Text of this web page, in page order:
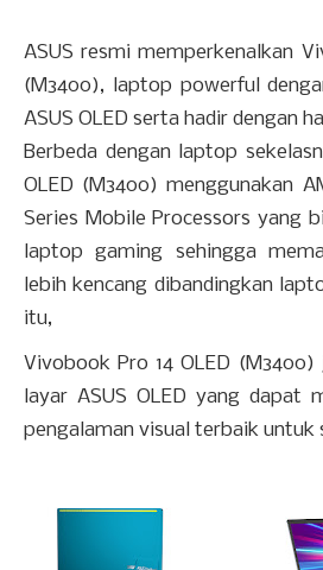
ASUS resmi memperkenalkan
(M3400), laptop powerful
ASUS OLED serta hadir dengan
Berbeda dengan laptop
OLED (M3400) menggunakan
Series Mobile Processors yang
laptop gaming sehingga
lebih kencang dibandingkan
itu,
Vivobook Pro 14 OLED
layar ASUS OLED yang dapat
pengalaman visual terbaik untuk